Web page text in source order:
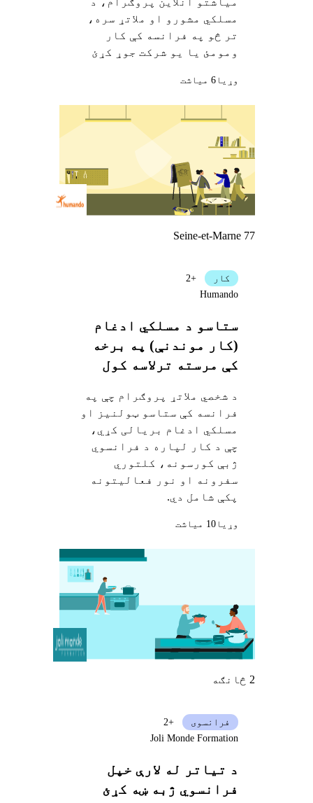
مسلکي مشورو او ملاتړ سره،
تر څو په فرانسه کې کار
ومومئ یا یو شرکت جوړ کړئ
وړيا6 میاشت
Seine-et-Marne 77
ستاسو د مسلکي ادغام
(کار موندنې) په برخه
کې مرسته ترلاسه کول
د شخصي ملاتړ پروګرام چې په
فرانسه کې ستاسو ټولنیز او
مسلکي ادغام بریالی کړي،
چې د کار لپاره د فرانسوي
ژبې کورسونه، کلتوري
سفرونه او نور فعالیتونه
پکې شامل دي.
کار
+2
Humando
وړيا10 میاشت
2 څانګه
د تیاتر له لارې خپل
فرانسوي ژبه ښه کړئ
فرانسوی
+2
Joli Monde Formation